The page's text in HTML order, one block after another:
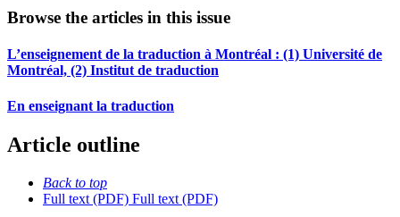
Browse the articles in this issue
L’enseignement de la traduction à Montréal : (1) Université de
Montréal, (2) Institut de traduction
En enseignant la traduction
Article outline
Back to top
Full text (PDF) Full text (PDF)